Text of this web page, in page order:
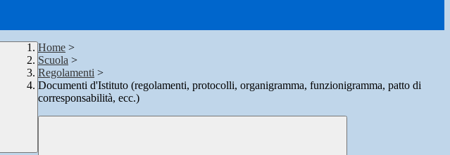
Home >
Scuola >
Regolamenti >
Documenti d'Istituto (regolamenti, protocolli, organigramma, funzionigramma, patto di
corresponsabilità, ecc.)